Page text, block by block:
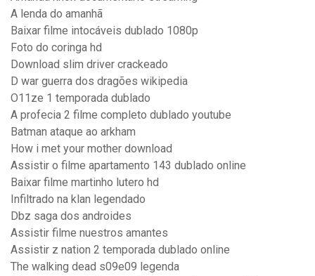
A lenda do amanhã
Baixar filme intocáveis dublado 1080p
Foto do coringa hd
Download slim driver crackeado
D war guerra dos dragões wikipedia
O11ze 1 temporada dublado
A profecia 2 filme completo dublado youtube
Batman ataque ao arkham
How i met your mother download
Assistir o filme apartamento 143 dublado online
Baixar filme martinho lutero hd
Infiltrado na klan legendado
Dbz saga dos androides
Assistir filme nuestros amantes
Assistir z nation 2 temporada dublado online
The walking dead s09e09 legenda